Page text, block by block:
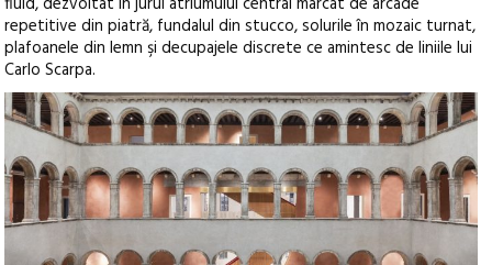
repetitive din piatră, fundalul din stucco, solurile în mozaic turnat,
plafoanele din lemn şi decupajele discrete ce amintesc de liniile lui
Carlo Scarpa.